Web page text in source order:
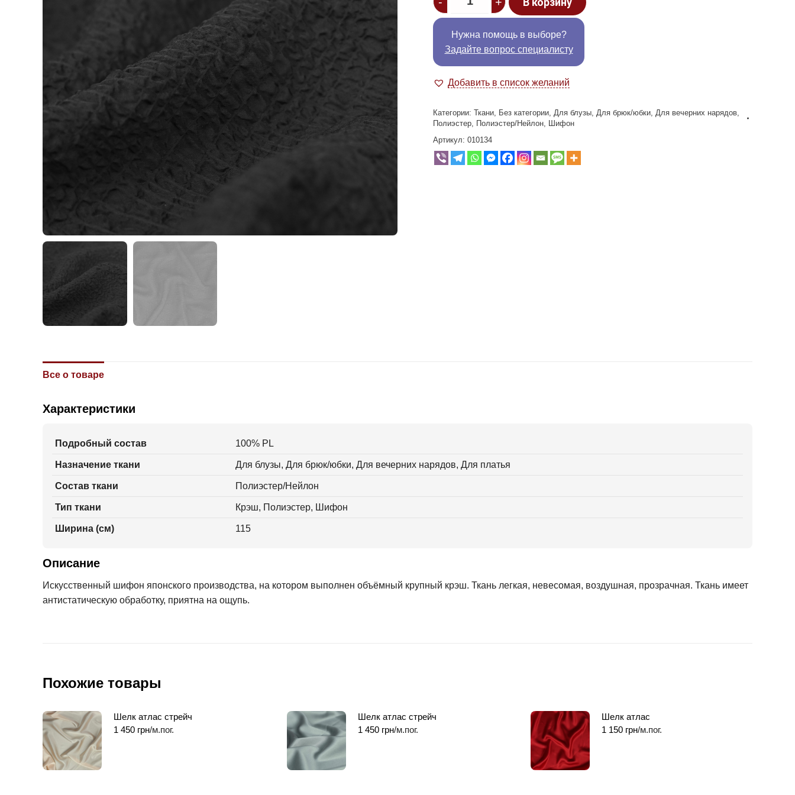
Нужна помощь в выборе?
Задайте вопрос специалисту
Добавить в список желаний
Категории: Ткани, Без категории, Для блузы, Для брюк/юбки, Для вечерних нарядов,
Полиэстер, Полиэстер/Нейлон, Шифон
Артикул: 010134
Все о товаре
Характеристики
Подробный состав 100% PL
Назначение ткани Для блузы, Для брюк/юбки, Для вечерних нарядов, Для платья
Состав ткани Полиэстер/Нейлон
Тип ткани Крэш, Полиэстер, Шифон
Ширина (см) 115
Описание
Искусственный шифон японского производства, на котором выполнен объёмный крупный крэш. Ткань легкая, невесомая, воздушная, прозрачная. Ткань имеет
антистатическую обработку, приятна на ощупь.
Похожие товары
Шелк атлас стрейч
1 450 грн/м.пог.
Шелк атлас стрейч
1 450 грн/м.пог.
Шелк атлас
1 150 грн/м.пог.